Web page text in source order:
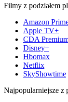
Filmy z podziałem
Amazon
Apple TV+
CDA
Disney+
Hbomax
Netflix
SkyShowtime
Najpopularniejsze z